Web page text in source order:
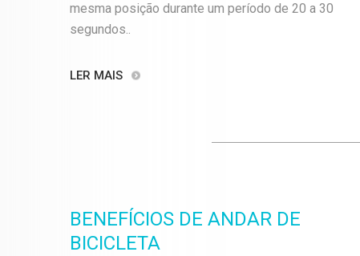
mesma posição durante um período de 20 a 30
segundos..
LER MAIS
BENEFÍCIOS DE ANDAR DE
BICICLETA